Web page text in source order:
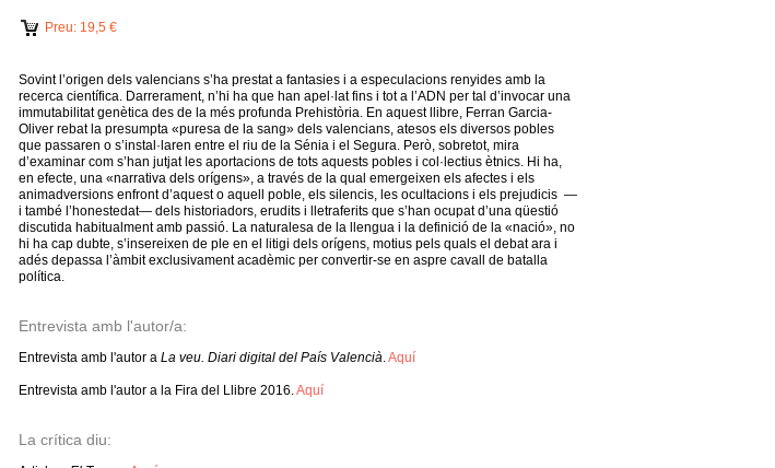
Preu: 19,5 €
Sovint l’origen dels valencians s’ha prestat a fantasies i a especulacions renyides amb la
recerca científica. Darrerament, n’hi ha que han apel·lat fins i tot a l’ADN per tal d’invocar una
immutabilitat genètica des de la més profunda Prehistòria. En aquest llibre, Ferran Garcia-
Oliver rebat la presumpta «puresa de la sang» dels valencians, atesos els diversos pobles
que passaren o s’instal·laren entre el riu de la Sénia i el Segura. Però, sobretot, mira
d’examinar com s’han jutjat les aportacions de tots aquests pobles i col·lectius ètnics. Hi ha,
en efecte, una «narrativa dels orígens», a través de la qual emergeixen els afectes i els
animadversions enfront d’aquest o aquell poble, els silencis, les ocultacions i els prejudicis —
i també l’honestedat— dels historiadors, erudits i lletraferits que s’han ocupat d’una qüestió
discutida habitualment amb passió. La naturalesa de la llengua i la definició de la «nació», no
hi ha cap dubte, s’insereixen de ple en el litigi dels orígens, motius pels quals el debat ara i
adés depassa l’àmbit exclusivament acadèmic per convertir-se en aspre cavall de batalla
política.
Entrevista amb l'autor/a:
Entrevista amb l'autor a La veu. Diari digital del País Valencià.Aquí
Entrevista amb l'autor a la Fira del Llibre 2016.Aquí
La crítica diu: